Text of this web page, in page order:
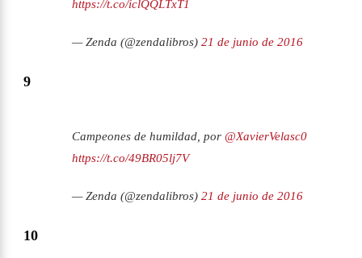
https://t.co/iclQQLTxT1
— Zenda (@zendalibros) 21 de junio de 2016
9
Campeones de humildad, por @XavierVelasc0
https://t.co/49BR05lj7V
— Zenda (@zendalibros) 21 de junio de 2016
10